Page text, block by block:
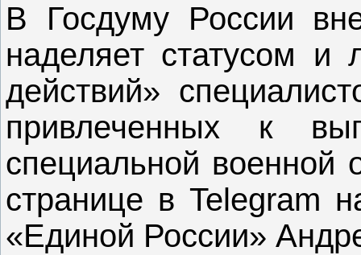
В Госдуму России
наделяет статусом и
действий»
привлеченных к
специальной военной
странице в Telegram
«Единой России»